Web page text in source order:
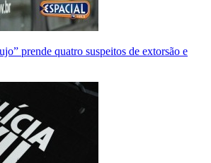
prende quatro suspeitos de extorsão e